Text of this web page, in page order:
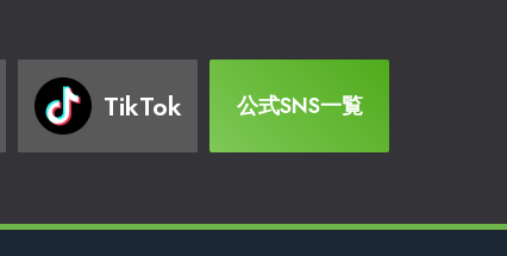
TikTok 公式SNS一覧